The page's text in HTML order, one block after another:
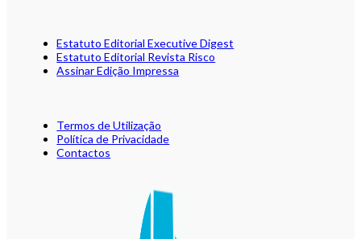
Estatuto Editorial Executive Digest
Estatuto Editorial Revista Risco
Assinar Edição Impressa
Termos de Utilização
Política de Privacidade
Contactos